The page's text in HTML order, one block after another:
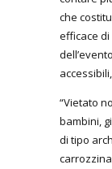
che
efficace di
“Vietato
bambini,
di tipo